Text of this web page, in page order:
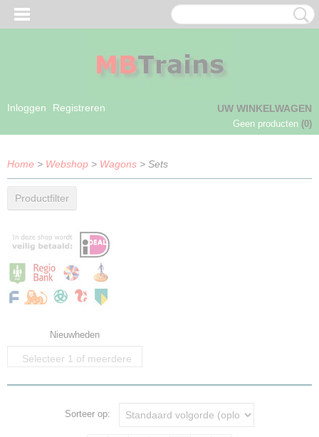
Inloggen Registreren UW WINKELWAGEN
Geen producten (0)
Home > Webshop > Wagons > Sets
Productfilter
Nieuwheden
Selecteer 1 of meerdere
Sorteer op: